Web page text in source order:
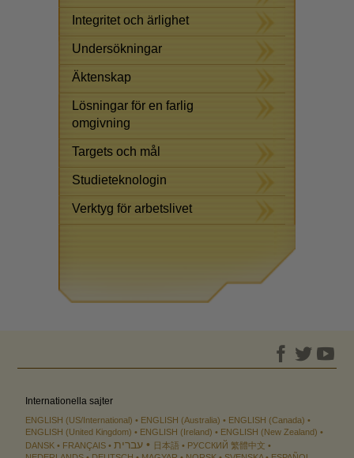
Integritet och ärlighet
Undersökningar
Äktenskap
Lösningar för en farlig
omgivning
Targets och mål
Studieteknologin
Verktyg för arbetslivet
Internationella sajter
ENGLISH (US/International) ENGLISH (Australia)
ENGLISH (Canada)
ENGLISH (United Kingdom)
ENGLISH (Ireland)
ENGLISH (New Zealand)
DANSK
FRANÇAIS עברית 日本語 РУССКИЙ 繁體中文